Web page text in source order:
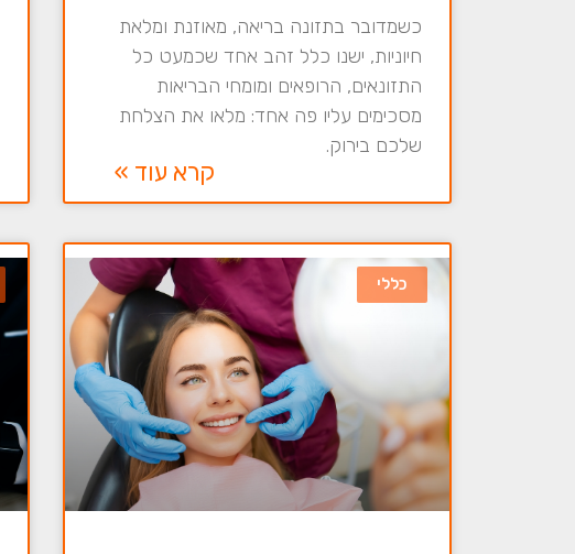
כשמדובר בתזונה בריאה, מאוזנת ומלאת
חיוניות, ישנו כלל זהב אחד שכמעט כל
התזונאים, הרופאים ומומחי הבריאות
מסכימים עליו פה אחד: מלאו את הצלחת
שלכם בירוק.
קרא עוד »
כללי